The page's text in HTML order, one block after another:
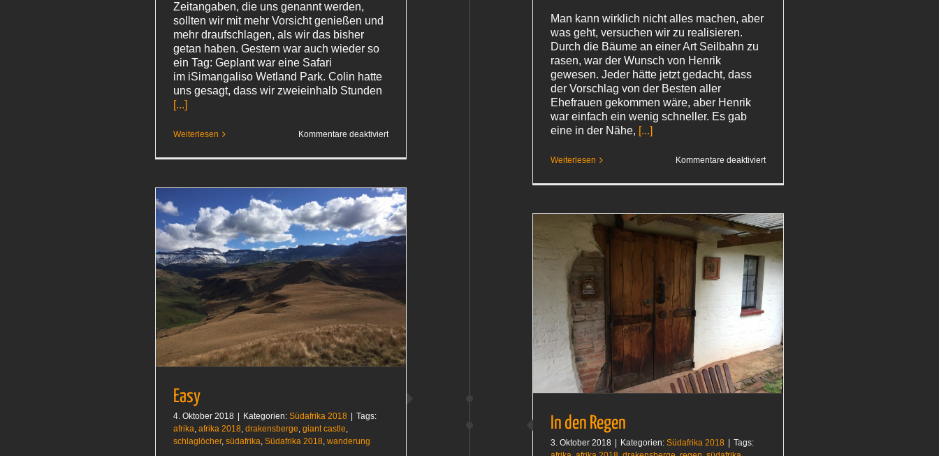
Zeitangaben, die uns genannt werden,
sollten wir mit mehr Vorsicht genießen und
mehr draufschlagen, als wir das bisher
getan haben. Gestern war auch wieder so
ein Tag: Geplant war eine Safari
im iSimangaliso Wetland Park. Colin hatte
uns gesagt, dass wir zweieinhalb Stunden
[...]
Weiterlesen Kommentare deaktiviertfür
Man kann wirklich nicht alles machen, aber
was geht, versuchen wir zu realisieren.
Durch die Bäume an einer Art Seilbahn zu
rasen, war der Wunsch von Henrik
gewesen. Jeder hätte jetzt gedacht, dass
der Vorschlag von der Besten aller
Ehefrauen gekommen wäre, aber Henrik
war einfach ein wenig schneller. Es gab
eine in der Nähe, [...]
Weiterlesen Kommentare deaktiviertfür
Easy
4. Oktober 2018 Kategorien: Südafrika 2018
Tags:
afrika, afrika 2018, drakensberge, giant castle,
schlaglöcher, südafrika, Südafrika 2018, wanderung
In den Regen
Südafrika 2018
In den Regen
3. Oktober 2018 | Kategorien: Südafrika 2018 | Tags: